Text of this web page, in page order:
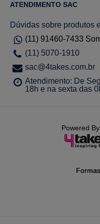
ATENDIMENTO SAC
Dúvidas sobre produtos
(11) 91460-7433
(11) 5070-1910
sac@4takes.com.br
Atendimento: De
18h e na sexta das
Powered By